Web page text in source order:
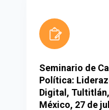
Seminario de
Política:
Digital,
México, 27 de